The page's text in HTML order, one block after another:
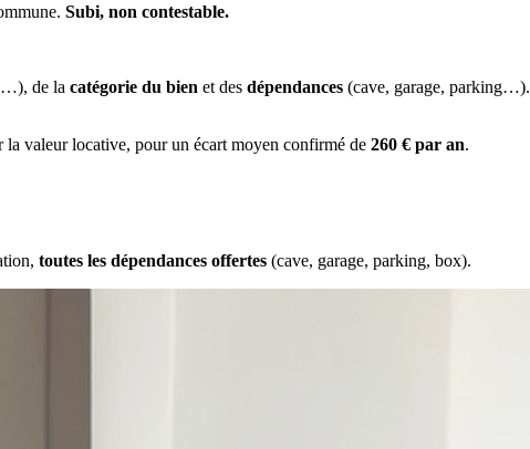
Subi, non contestable.
de la catégorie du bien et des dépendances (cave, garage, parking…).
la valeur locative, pour un écart moyen confirmé de 260 € par an.
toutes les dépendances offertes (cave, garage, parking, box).